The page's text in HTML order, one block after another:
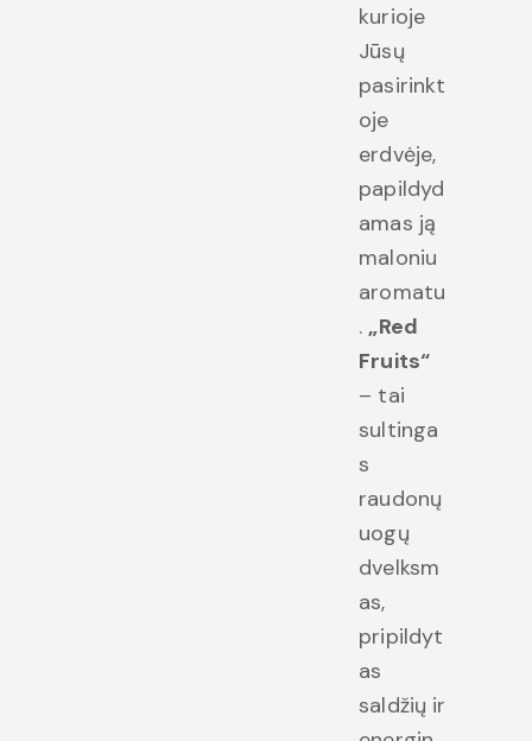
kurioje
Jūsų
pasirinkt
oje
erdvėje,
papildyd
amas ją
maloniu
aromatu
.„Red
Fruits“
– tai
sultinga
s
raudonų
uogų
dvelksm
as,
pripildyt
as
saldžių ir